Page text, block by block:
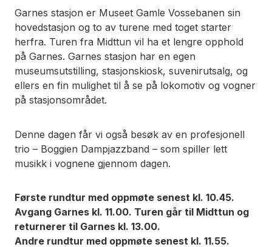
Garnes stasjon er Museet Gamle Vossebanen sin
hovedstasjon og to av turene med toget starter
herfra. Turen fra Midttun vil ha et lengre opphold
på Garnes. Garnes stasjon har en egen
museumsutstilling, stasjonskiosk, suvenirutsalg, og
ellers en fin mulighet til å se på lokomotiv og vogner
på stasjonsområdet.
Denne dagen får vi også besøk av en profesjonell
trio – Boggien Dampjazzband – som spiller lett
musikk i vognene gjennom dagen.
Første rundtur med oppmøte senest kl. 10.45.
Avgang Garnes kl. 11.00. Turen går til Midttun og
returnerer til Garnes kl. 13.00.
Andre rundtur med oppmøte senest kl. 11.55.